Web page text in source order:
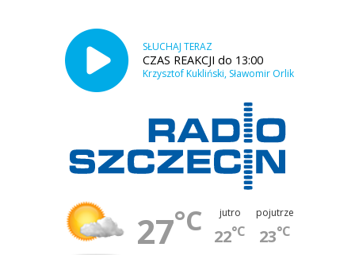
SŁUCHAJ TERAZ
CZAS REAKCJI do 13:00
Krzysztof Kukliński, Sławomir Orlik
27°C jutro
22°C
pojutrze
23°C